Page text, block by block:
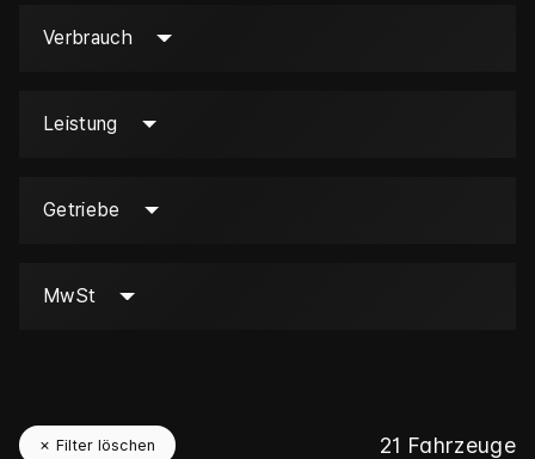
Verbrauch
Leistung
Getriebe
MwSt
✗ Filter löschen 21 Fahrzeuge